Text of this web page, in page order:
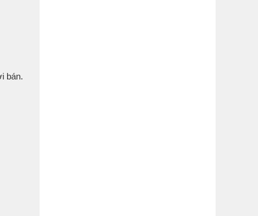
bán.